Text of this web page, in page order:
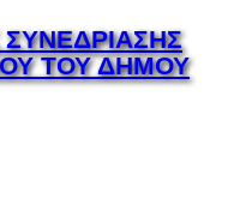
ΤΟΥ ΔΗΜΟΥ